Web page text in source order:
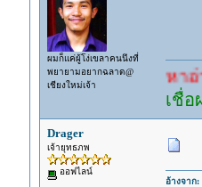
ผมก็แค่ผู้โง่เขลาคนนึงที่
พยายามอยากฉลาด@
เชียงใหม่เจ้า
ยอะแล้ว หาอ่านกันดู
เชื่
Drager
เจ้ายุทธภพ
ออฟไลน์
อ้างจาก: